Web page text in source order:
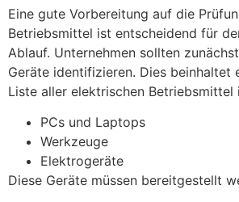
Eine gute Vorbereitung auf die
Betriebsmittel ist entscheidend für
Ablauf. Unternehmen sollten
Geräte identifizieren. Dies beinhaltet
Liste aller elektrischen Betriebsmittel
PCs und Laptops
Werkzeuge
Elektrogeräte
Diese Geräte müssen bereitgestellt